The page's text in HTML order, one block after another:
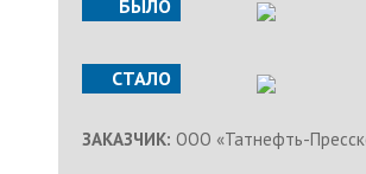
БЫЛО
СТАЛО
ЗАКАЗЧИК: ООО «Татнефть-